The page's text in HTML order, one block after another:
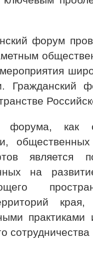
форум
Гражданский
форума, как
является
на